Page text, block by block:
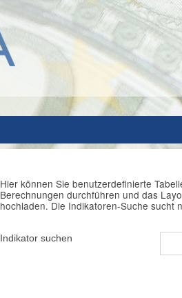
Hier können Sie benutzerdefinierte
Berechnungen durchführen und das
hochladen. Die Indikatoren-Suche sucht
Indikator suchen